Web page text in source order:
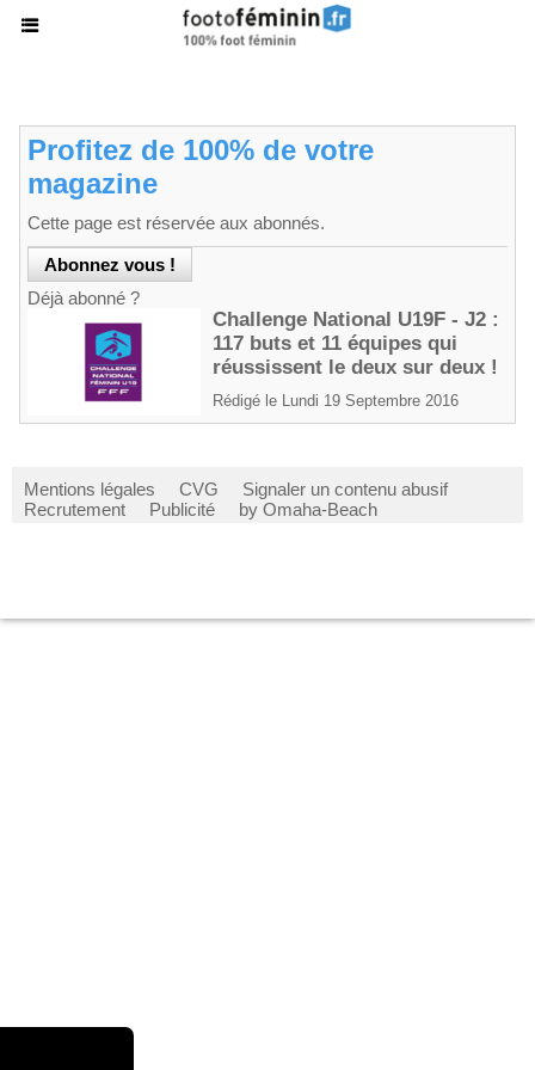
Profitez de 100% de votre
magazine
Cette page est réservée aux abonnés.
Déjà abonné ?
Challenge National U19F - J2 :
117 buts et 11 équipes qui
réussissent le deux sur deux !
Rédigé le Lundi 19 Septembre 2016
Mentions légales CVG
Signaler un contenu abusif
Recrutement
Publicité by Omaha-Beach